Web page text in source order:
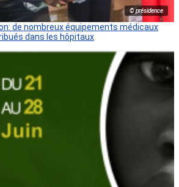
© présidence
de nombreux équipements médicaux
dans les hôpitaux